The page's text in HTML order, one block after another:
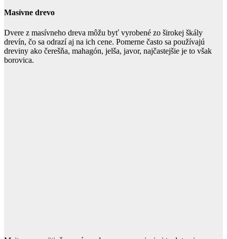
Masívne drevo
Dvere z masívneho dreva môžu byť vyrobené zo širokej škály
drevín, čo sa odrazí aj na ich cene. Pomerne často sa používajú
dreviny ako čerešňa, mahagón, jelša, javor, najčastejšie je to však
borovica.